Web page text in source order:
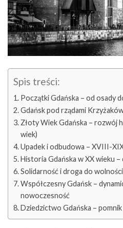
Spis treści:
Początki Gdańska – od osady
Gdańsk pod rządami
Złoty Wiek Gdańska – rozwój
wiek)
Upadek i odbudowa – XVIII-
Historia Gdańska w XX wieku
Solidarność i droga do
Współczesny Gdańsk –
nowoczesność
Dziedzictwo Gdańska –